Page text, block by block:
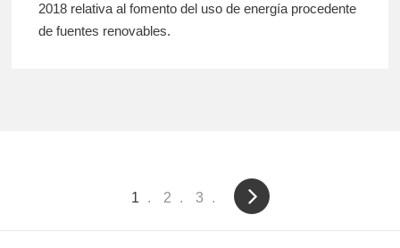
2018 relativa al fomento del uso de energía procedente
de fuentes renovables.
Current
1 Page
2 Page
3